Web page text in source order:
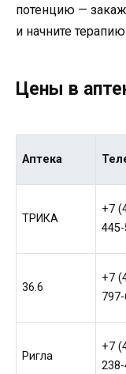
потенцию —
и начните
Цены в
Аптека
ТРИКА
+7
36.6
+7
Ригла
+7